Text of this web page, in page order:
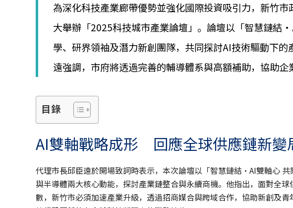
為深化科技產業廊帶優勢並強化國際投資吸引力，新竹
大舉辦「2025科技城市產業論壇」。論壇以「智慧鏈結
學、研界領袖及潛力新創團隊，共同探討AI技術驅動下
遠強調，市府將透過完善的輔導體系與高額補助，協助企
目錄
AI雙軸戰略成形 回應全球供應鏈新變
代理市長邱臣遠於開場致詞時表示，本次論壇以「智慧鏈結‧AI雙軸心
與半導體兩大核心動能，探討產業鏈整合與永續商機。他指出，面對全
數，新竹市必須加速產業升級，透過招商媒合與跨域合作，協助新創及